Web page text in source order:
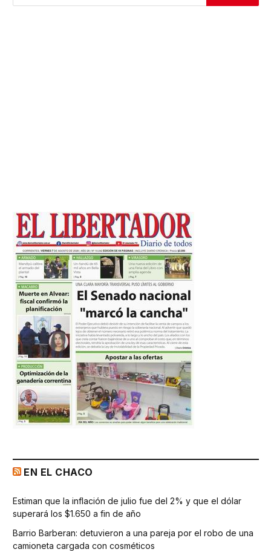
EN EL CHACO
Estiman que la inflación de julio fue del 2% y que el dólar
superará los $1.650 a fin de año
Barrio Barberan: detuvieron a una pareja por el robo de una
camioneta cargada con cosméticos